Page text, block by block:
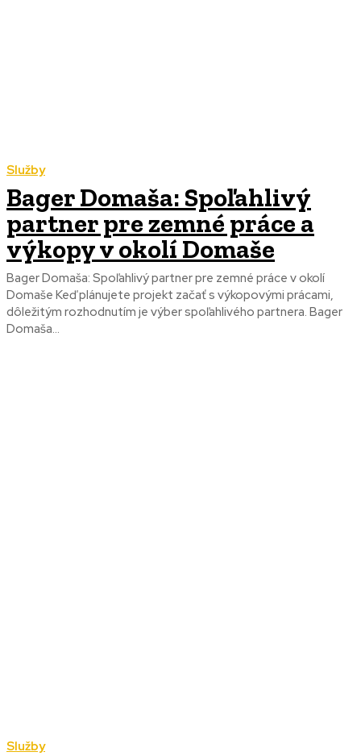
Služby
Bager Domaša: Spoľahlivý
partner pre zemné práce a
výkopy v okolí Domaše
Bager Domaša: Spoľahlivý partner pre zemné práce v okolí
Domaše Keď plánujete projekt začať s výkopovými prácami,
dôležitým rozhodnutím je výber spoľahlivého partnera. Bager
Domaša...
Služby